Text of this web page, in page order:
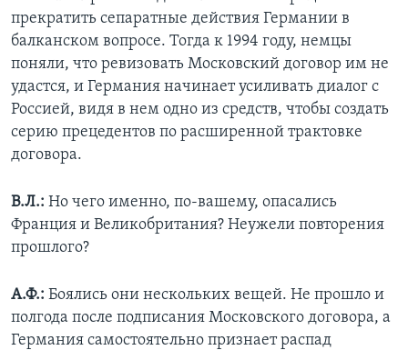
прекратить сепаратные действия Германии в
балканском вопросе. Тогда к 1994 году, немцы
поняли, что ревизовать Московский договор им не
удастся, и Германия начинает усиливать диалог с
Россией, видя в нем одно из средств, чтобы создать
серию прецедентов по расширенной трактовке
договора.
В.Л.: Но чего именно, по-вашему, опасались
Франция и Великобритания? Неужели повторения
прошлого?
А.Ф.: Боялись они нескольких вещей. Не прошло и
полгода после подписания Московского договора, а
Германия самостоятельно признает распад